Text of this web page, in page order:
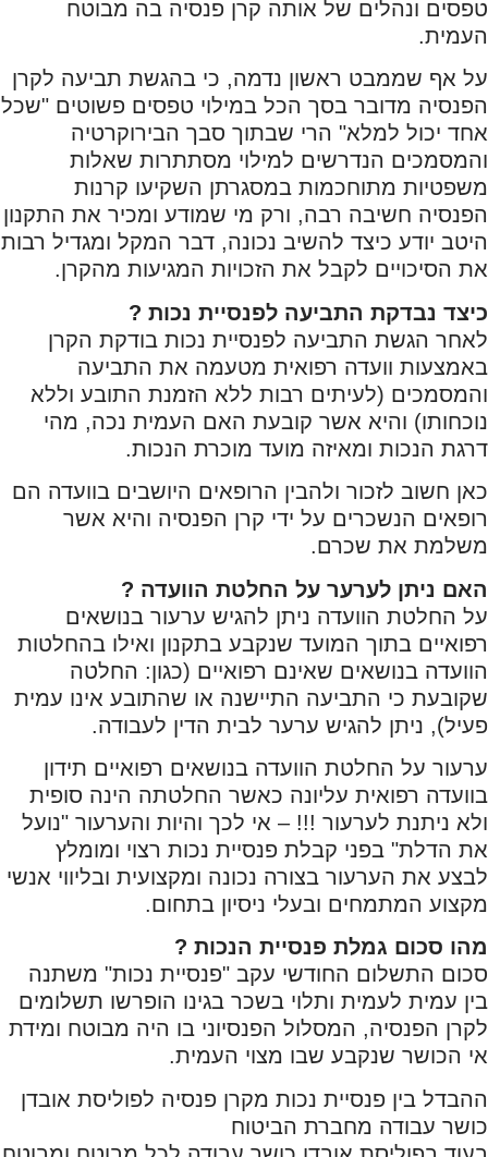
טפסים ונהלים של אותה קרן פנסיה בה מבוטח
העמית.
על אף שממבט ראשון נדמה, כי בהגשת תביעה לקרן
הפנסיה מדובר בסך הכל במילוי טפסים פשוטים "שכל
אחד יכול למלא" הרי שבתוך סבך הבירוקרטיה
והמסמכים הנדרשים למילוי מסתתרות שאלות
משפטיות מתוחכמות במסגרתן השקיעו קרנות
הפנסיה חשיבה רבה, ורק מי שמודע ומכיר את התקנון
היטב יודע כיצד להשיב נכונה, דבר המקל ומגדיל רבות
את הסיכויים לקבל את הזכויות המגיעות מהקרן.
כיצד נבדקת התביעה לפנסיית נכות ?
לאחר הגשת התביעה לפנסיית נכות בודקת הקרן
באמצעות וועדה רפואית מטעמה את התביעה
והמסמכים (לעיתים רבות ללא הזמנת התובע וללא
נוכחותו) והיא אשר קובעת האם העמית נכה, מהי
דרגת הנכות ומאיזה מועד מוכרת הנכות.
כאן חשוב לזכור ולהבין הרופאים היושבים בוועדה הם
רופאים הנשכרים על ידי קרן הפנסיה והיא אשר
משלמת את שכרם.
האם ניתן לערער על החלטת הוועדה ?
על החלטת הוועדה ניתן להגיש ערעור בנושאים
רפואיים בתוך המועד שנקבע בתקנון ואילו בהחלטות
הוועדה בנושאים שאינם רפואיים (כגון: החלטה
שקובעת כי התביעה התיישנה או שהתובע אינו עמית
פעיל), ניתן להגיש ערער לבית הדין לעבודה.
ערעור על החלטת הוועדה בנושאים רפואיים תידון
בוועדה רפואית עליונה כאשר החלטתה הינה סופית
ולא ניתנת לערעור !!! – אי לכך והיות והערעור "נועל
את הדלת" בפני קבלת פנסיית נכות רצוי ומומלץ
לבצע את הערעור בצורה נכונה ומקצועית ובליווי אנשי
מקצוע המתמחים ובעלי ניסיון בתחום.
מהו סכום גמלת פנסיית הנכות ?
סכום התשלום החודשי עקב "פנסיית נכות" משתנה
בין עמית לעמית ותלוי בשכר בגינו הופרשו תשלומים
לקרן הפנסיה, המסלול הפנסיוני בו היה מבוטח ומידת
אי הכושר שנקבע שבו מצוי העמית.
ההבדל בין פנסיית נכות מקרן פנסיה לפוליסת אובדן
כושר עבודה מחברת הביטוח